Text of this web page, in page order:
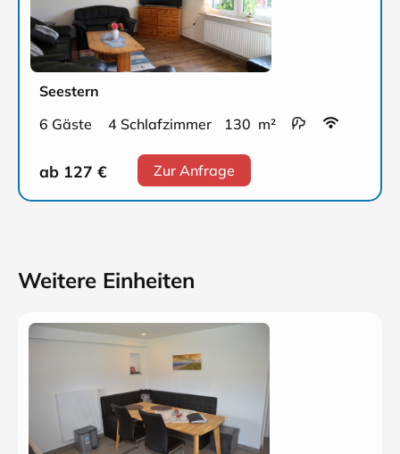
Seestern
6 Gäste
4 Schlafzimmer 130 m²
ab 127 € Zur Anfrage
Weitere Einheiten